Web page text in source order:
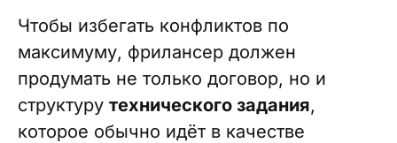
Чтобы избегать конфликтов по
максимуму, фрилансер должен
продумать не только договор, но и
структуру технического задания,
которое обычно идёт в качестве